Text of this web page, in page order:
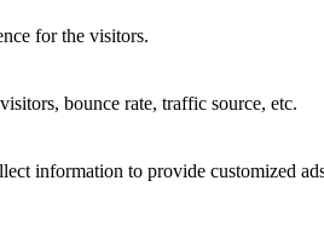
for the visitors.
bounce rate, traffic source, etc.
information to provide customized